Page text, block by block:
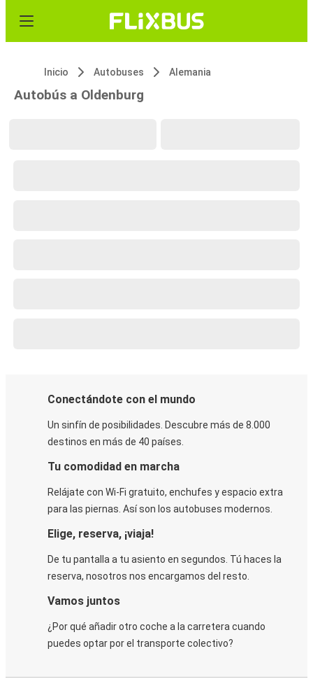
Inicio Autobuses Alemania
Autobús a Oldenburg
Conectándote con el mundo
Un sinfín de posibilidades. Descubre más de 8.000
destinos en más de 40 países.
Tu comodidad en marcha
Relájate con Wi-Fi gratuito, enchufes y espacio extra
para las piernas. Así son los autobuses modernos.
Elige, reserva, ¡viaja!
De tu pantalla a tu asiento en segundos. Tú haces la
reserva, nosotros nos encargamos del resto.
Vamos juntos
¿Por qué añadir otro coche a la carretera cuando
puedes optar por el transporte colectivo?